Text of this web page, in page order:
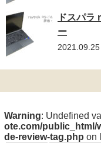
ドスパ
ー
2021.09.25
Warning: Undefined
ote.com/public_html/
de-review-tag.php on